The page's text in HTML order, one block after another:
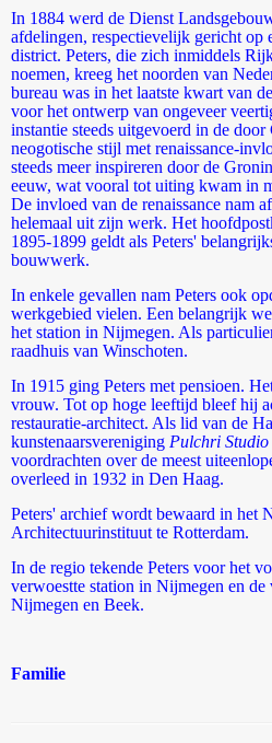
In 1884 werd de Dienst
afdelingen, respectievelijk gericht
district. Peters, die zich inmiddels
noemen, kreeg het noorden van
bureau was in het laatste kwart van
voor het ontwerp van ongeveer
instantie steeds uitgevoerd in de door
neogotische stijl met renaissance-
steeds meer inspireren door de
eeuw, wat vooral tot uiting kwam in
De invloed van de renaissance nam
helemaal uit zijn werk. Het
1895-1899 geldt als Peters'
bouwwerk.
In enkele gevallen nam Peters ook
werkgebied vielen. Een belangrijk
het station in Nijmegen. Als
raadhuis van Winschoten.
In 1915 ging Peters met pensioen.
vrouw. Tot op hoge leeftijd bleef hij
restauratie-architect. Als lid van de
kunstenaarsvereniging Pulchri Studio
voordrachten over de meest
overleed in 1932 in Den Haag.
Peters' archief wordt bewaard in het
Architectuurinstituut te Rotterdam.
In de regio tekende Peters voor het
verwoestte station in Nijmegen en
Nijmegen en Beek.
Familie